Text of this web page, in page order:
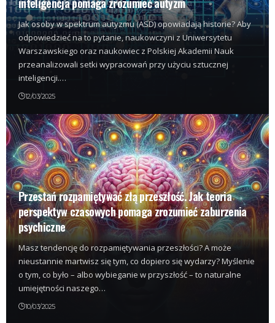
Jak osoby w spektrum autyzmu (ASD) opowiadają historie? Aby
odpowiedzieć na to pytanie, naukowczyni z Uniwersytetu
Warszawskiego oraz naukowiec z Polskiej Akademii Nauk
przeanalizowali setki wypracowań przy użyciu sztucznej
inteligencji.…
12/03/2025
Przestań rozpamiętywać złą przeszłość. Jak teoria
perspektyw czasowych pomaga zrozumieć zaburzenia
psychiczne
Masz tendencję do rozpamiętywania przeszłości? A może
nieustannie martwisz się tym, co dopiero się wydarzy? Myślenie
o tym, co było – albo wybieganie w przyszłość – to naturalne
umiejętności naszego…
10/03/2025